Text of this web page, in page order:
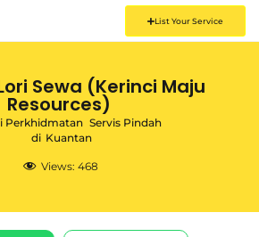
List Your Service
Sewa (Kerinci Maju
Resources)
Perkhidmatan Servis Pindah
di Kuantan
Views: 468